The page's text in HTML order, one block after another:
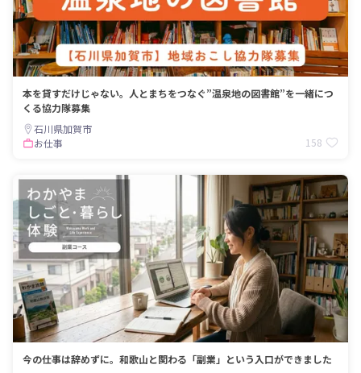
本を貸すだけじゃない。人とまちをつなぐ”温泉地の図書館”を一緒につ
くる協力隊募集
石川県加賀市
お仕事
158
今の仕事は辞めずに。和歌山と関わる「副業」という入口ができました